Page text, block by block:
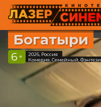
Богатыри
6 +
2026, Россия
Комедия, Семейный, Фэнтези